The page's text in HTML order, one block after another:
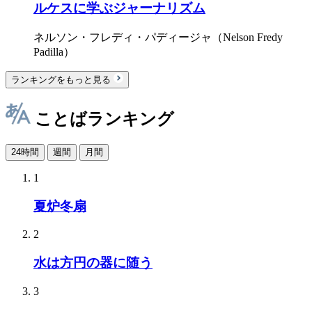
ルケスに学ぶジャーナリズム
ネルソン・フレディ・パディージャ（Nelson Fredy
Padilla）
ランキングをもっと見る
ことばランキング
24時間 週間 月間
1
夏炉冬扇
2
水は方円の器に随う
3